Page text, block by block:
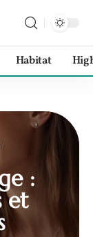
Habitat
:
et